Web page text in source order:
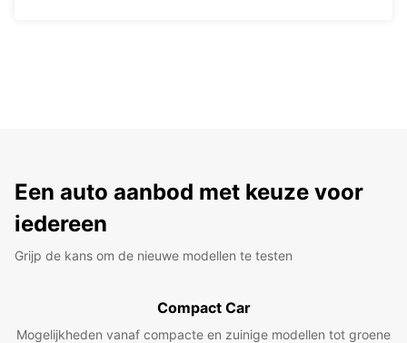
Een auto aanbod met keuze voor
iedereen
Grijp de kans om de nieuwe modellen te testen
Compact Car
Mogelijkheden vanaf compacte en zuinige modellen tot groene